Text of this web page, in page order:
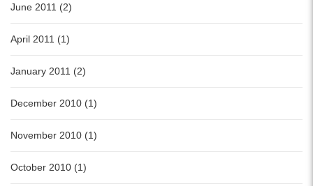
June 2011 (2)
April 2011 (1)
January 2011 (2)
December 2010 (1)
November 2010 (1)
October 2010 (1)